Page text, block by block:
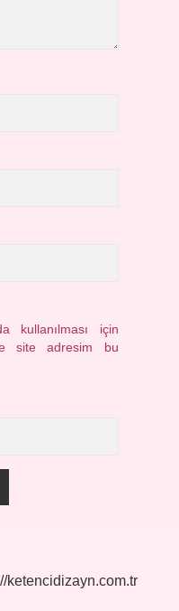
kullanılması için
site adresim bu
ketencidizayn.com.tr